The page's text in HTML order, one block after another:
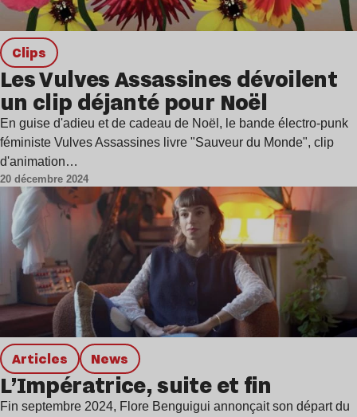
clips
Les Vulves Assassines dévoilent
un clip déjanté pour Noël
En guise d'adieu et de cadeau de Noël, le bande électro-punk
féministe Vulves Assassines livre "Sauveur du Monde", clip
d'animation…
20 décembre 2024
Articles news
L’Impératrice, suite et fin
Fin septembre 2024, Flore Benguigui annonçait son départ du